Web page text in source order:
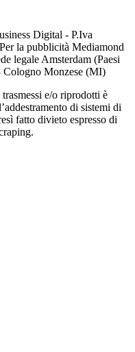
Digital - P.Iva
la pubblicità Mediamond
legale Amsterdam (Paesi
Monzese (MI)
e/o riprodotti è
di sistemi di
fatto divieto espresso di